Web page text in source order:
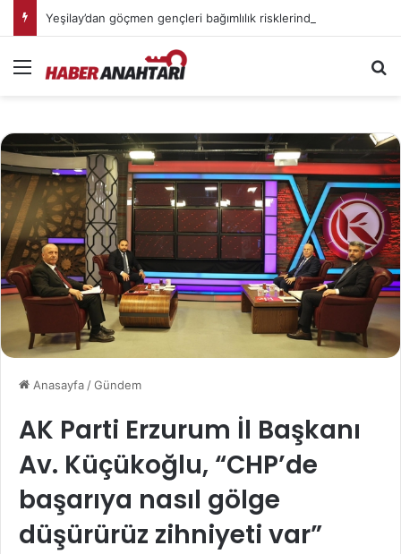
Menü
Anasayfa/Gündem
AK Parti Erzurum İl Başkanı
Av. Küçükoğlu, “CHP’de
başarıya nasıl gölge
düşürürüz zihniyeti var”